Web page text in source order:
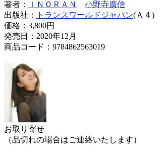
著者： ＩＮＯＲＡＮ
小野寺廣信
出版社：
トランスワールドジャパン(Ａ４)
価格： 3,800円
発売日：2020年12月
商品コード：9784862563019
お取り寄せ
（品切れの場合はご連絡いたします）